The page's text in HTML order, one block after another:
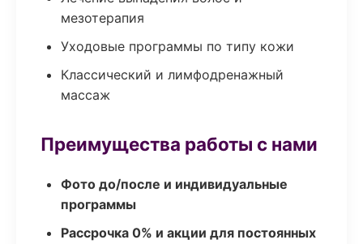
мезотерапия
Уходовые программы по типу кожи
Классический и лимфодренажный
массаж
Преимущества работы с нами
Фото до/после и индивидуальные
программы
Рассрочка 0% и акции для постоянных